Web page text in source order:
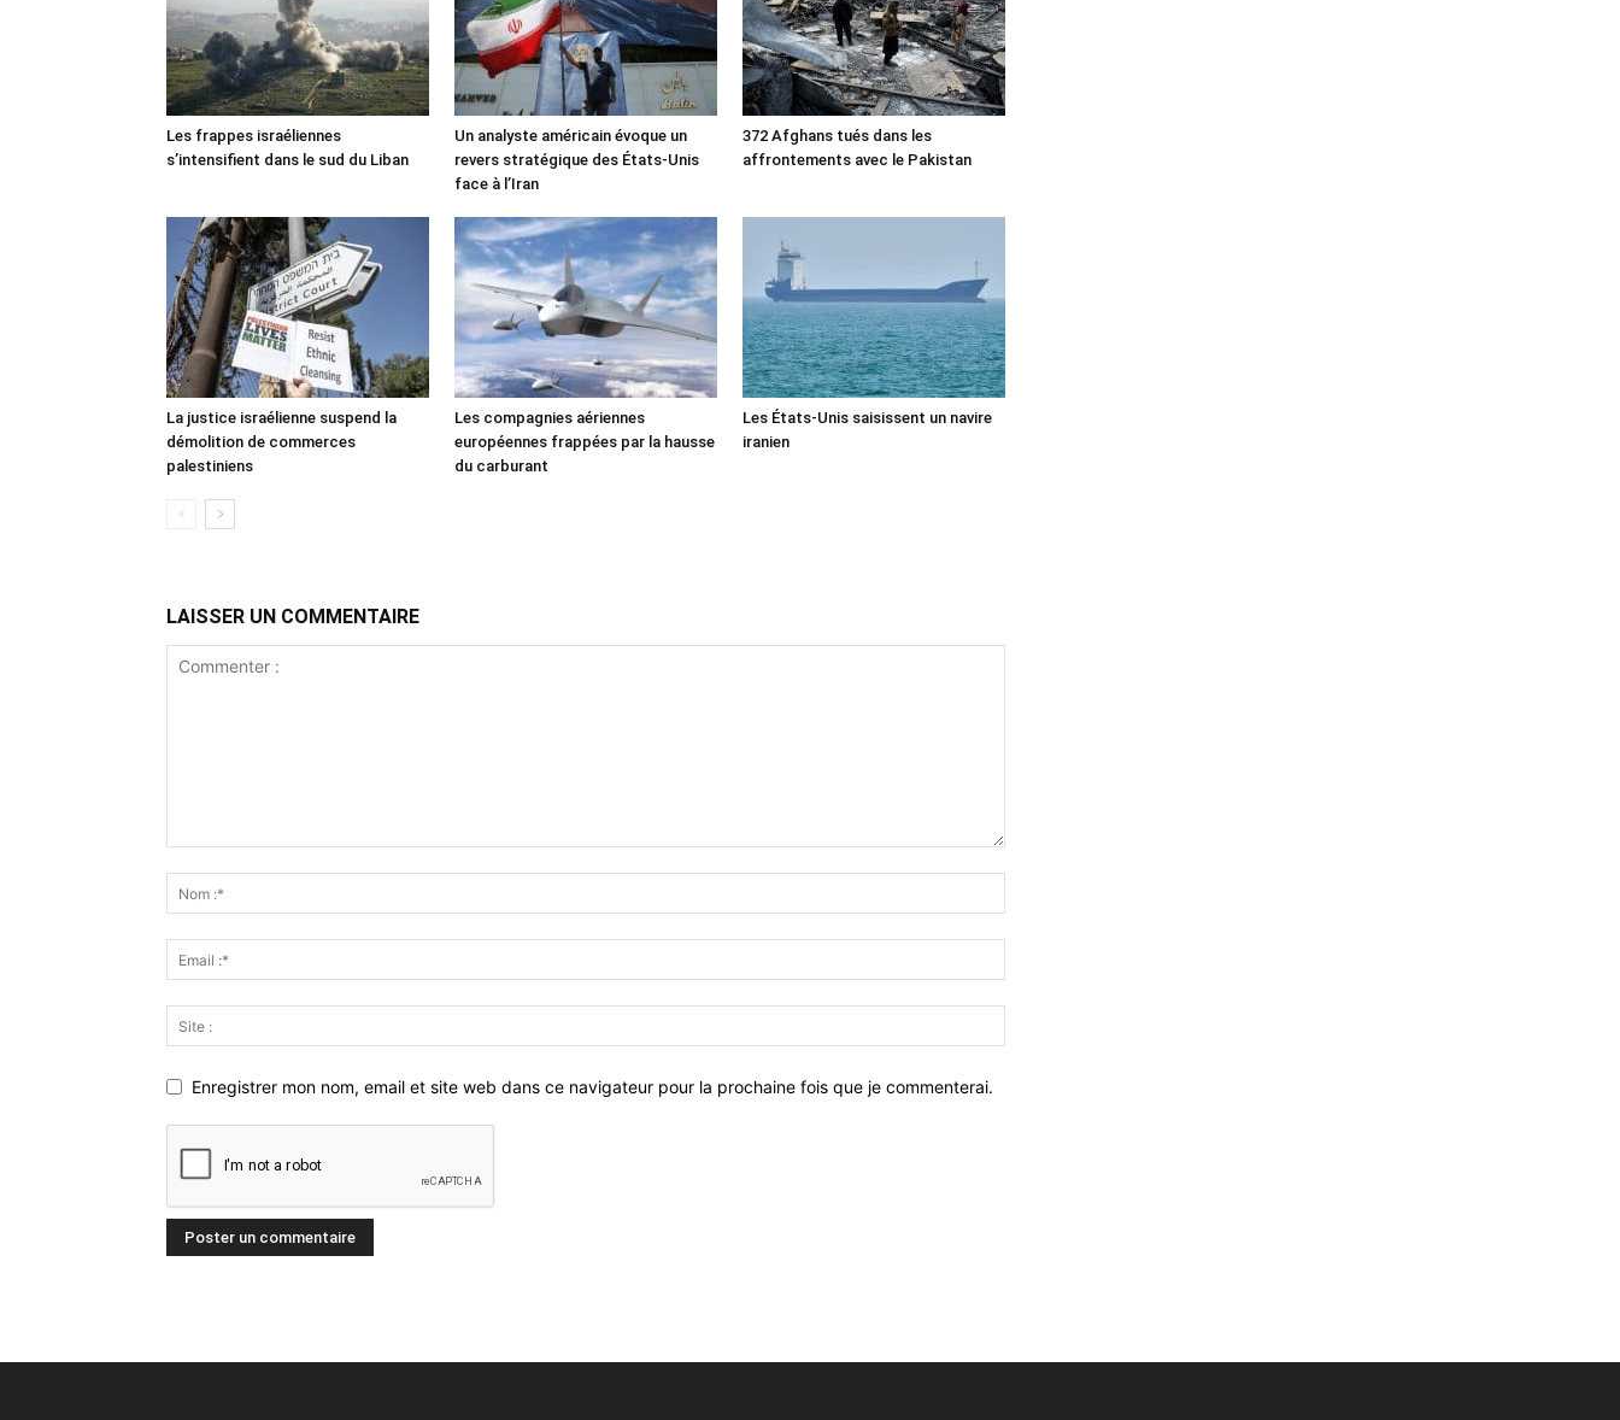
Les frappes israéliennes
s’intensifient dans le sud du Liban
Un analyste américain évoque un
revers stratégique des États-Unis
face à l’Iran
372 Afghans tués dans les
affrontements avec le Pakistan
La justice israélienne suspend la
démolition de commerces
palestiniens
Les compagnies aériennes
européennes frappées par la hausse
du carburant
Les États-Unis saisissent un navire
iranien
LAISSER UN COMMENTAIRE
Enregistrer mon nom, email et site web dans ce navigateur pour la prochaine fois que je commenterai.